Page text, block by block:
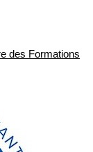
des Formations